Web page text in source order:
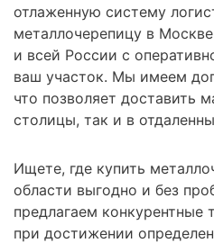
отлаженную систему
металлочерепицу в
и всей России с
ваш участок. Мы имеем
что позволяет доставить
столицы, так и в
Ищете, где купить
области выгодно и без
предлагаем конкурентные
при достижении